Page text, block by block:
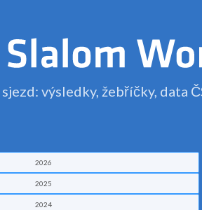
výsledky, žebříčky, data
2026
2025
2024